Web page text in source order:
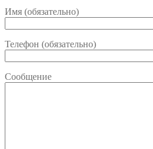
Имя (обязательно)
Телефон (обязательно)
Сообщение